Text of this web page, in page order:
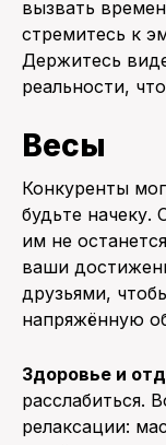
вызвать
стремитесь к
Держитесь
реальности,
Весы
Конкуренты
будьте начеку.
им не
ваши
друзьями,
напряжённую
Здоровье и
расслабиться.
релаксации: